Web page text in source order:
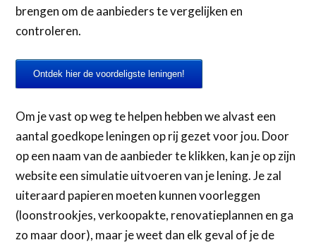
brengen om de aanbieders te vergelijken en
controleren.
Ontdek hier de voordeligste leningen!
Om je vast op weg te helpen hebben we alvast een
aantal goedkope leningen op rij gezet voor jou. Door
op een naam van de aanbieder te klikken, kan je op zijn
website een simulatie uitvoeren van je lening. Je zal
uiteraard papieren moeten kunnen voorleggen
(loonstrookjes, verkoopakte, renovatieplannen en ga
zo maar door), maar je weet dan elk geval of je de